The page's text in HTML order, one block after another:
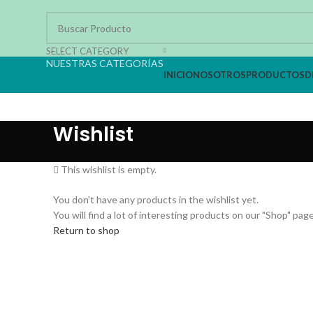
SELECT CATEGORY
NUESTRAS CATEGORÍAS
INICIONOSOTROSPRODUCTOS
Wishlist
This wishlist is empty.
You don't have any products in the wishlist yet.
You will find a lot of interesting products on our "Shop"
Return to shop